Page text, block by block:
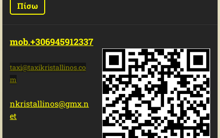
Πίσω
mob.+306945912337
taxi@taxikristallinos.co
m
nkristallinos@gmx.n
et